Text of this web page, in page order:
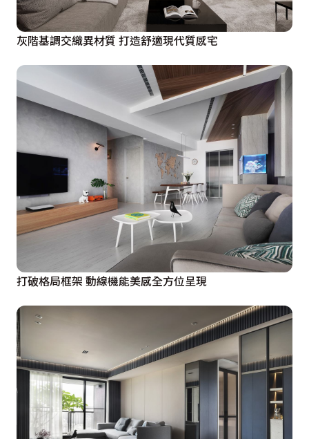
灰階基調交織異材質 打造舒適現代質感宅
打破格局框架 動線機能美感全方位呈現